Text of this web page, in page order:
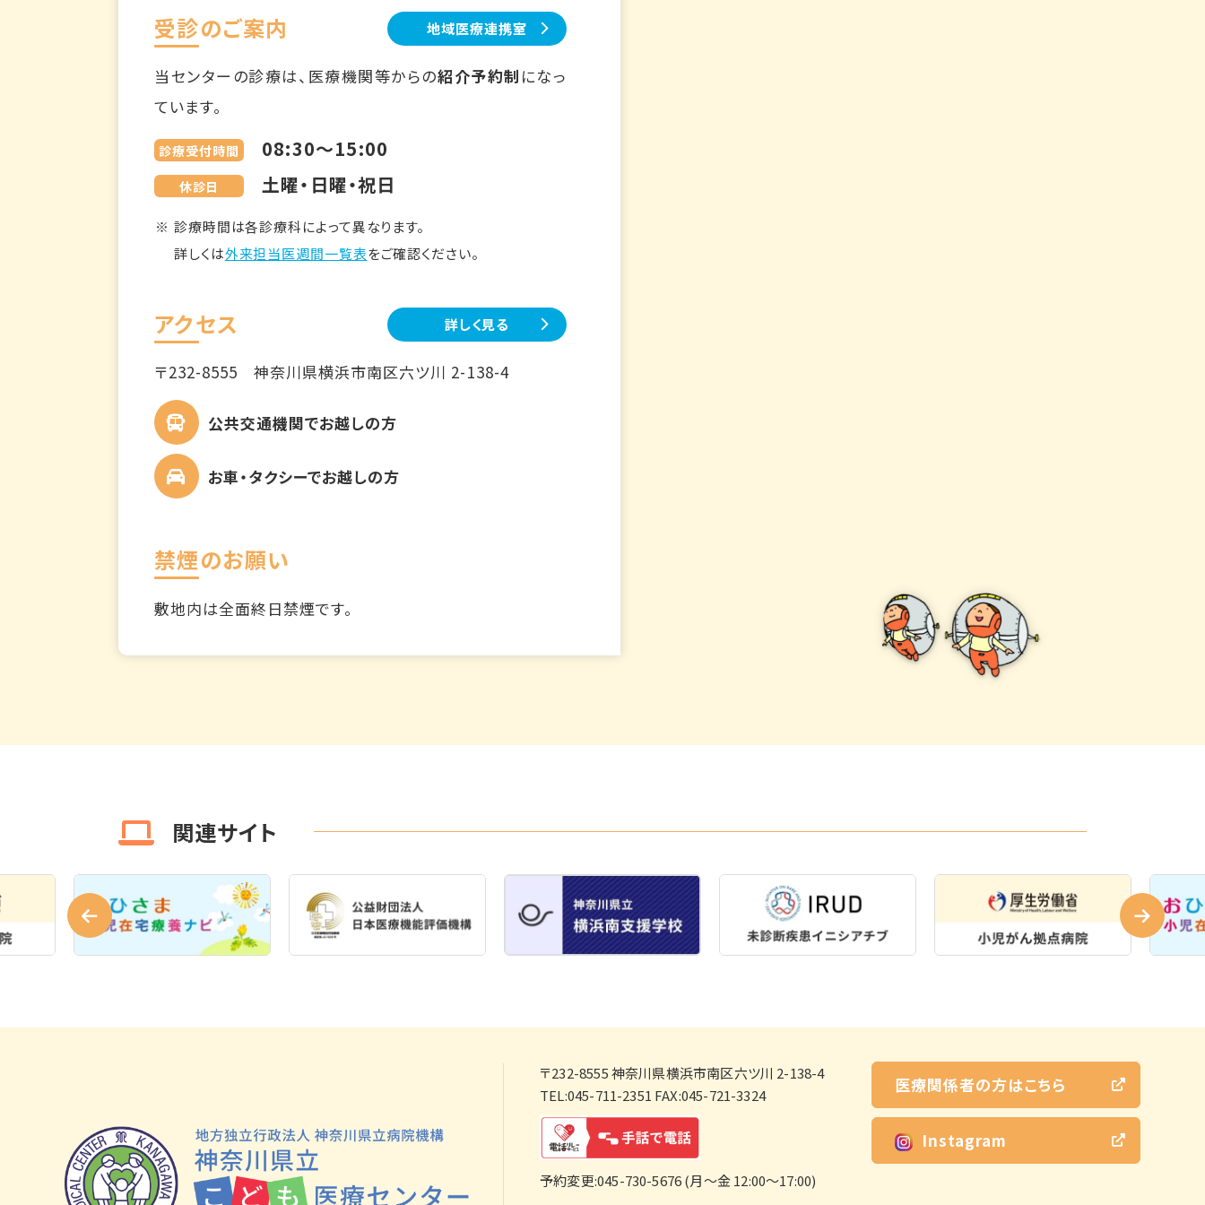
受診のご案内 地域医療連携室
当センターの診療は、医療機関等からの紹介予約制 になっ
ています。
診療受付時間 08:30～15:00
休診日 土曜・日曜・祝日
診療時間は各診療科によって異なります。
詳しくは外来担当医週間一覧表をご確認ください。
アクセス 詳しく見る
〒232-8555神奈川県横浜市南区六ツ川 2-138-4
公共交通機関でお越しの方
お車・タクシーでお越しの方
禁煙のお願い
敷地内は全面終日禁煙です。
関連サイト
〒232-8555神奈川県横浜市南区六ツ川 2-138-4
TEL:045-711-2351 FAX:045-721-3324
予約変更:045-730-5676 (月～金 12:00～17:00)
医療関係者の方はこちら
Instagram